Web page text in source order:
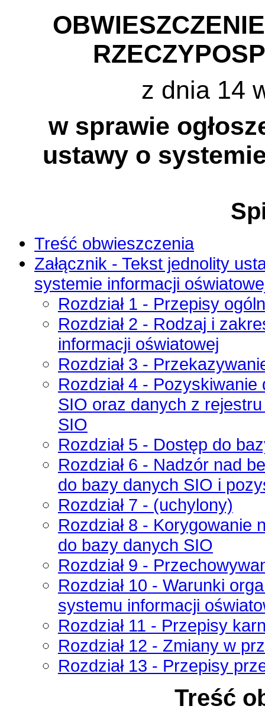
z dnia 14
w sprawie
ustawy o
Treść obwieszczenia
Załącznik - Tekst jednolity
systemie informacji
Rozdział 1 - Przepisy
Rozdział 2 - Rodzaj i
informacji oświatowej
Rozdział 3 -
Rozdział 4 -
SIO oraz danych z
SIO
Rozdział 5 - Dostęp do
Rozdział 6 - Nadzór nad
do bazy danych SIO i
Rozdział 7 - (uchylony)
Rozdział 8 - Korygowanie
do bazy danych SIO
Rozdział 9 -
Rozdział 10 - Warunki
systemu informacji
Rozdział 11 - Przepisy
Rozdział 12 - Zmiany w
Rozdział 13 - Przepisy
Treść